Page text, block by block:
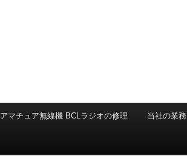
アマチュア無線機 BCLラジオの修理 当社の業務